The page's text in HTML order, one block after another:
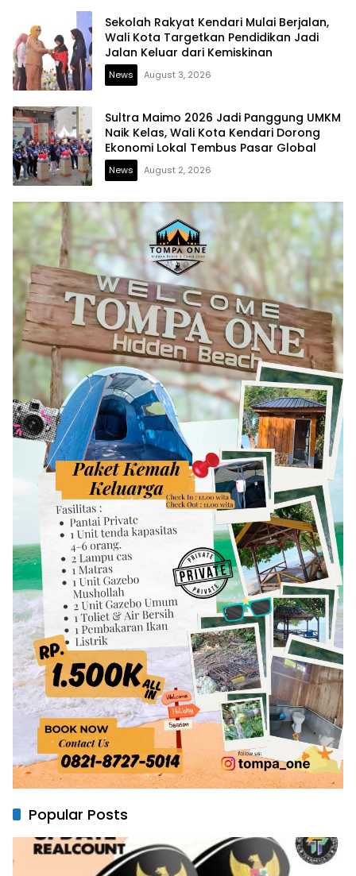
Sekolah Rakyat Kendari Mulai Berjalan,
Wali Kota Targetkan Pendidikan Jadi
Jalan Keluar dari Kemiskinan
News August 3, 2026
Sultra Maimo 2026 Jadi Panggung UMKM
Naik Kelas, Wali Kota Kendari Dorong
Ekonomi Lokal Tembus Pasar Global
News August 2, 2026
Popular Posts